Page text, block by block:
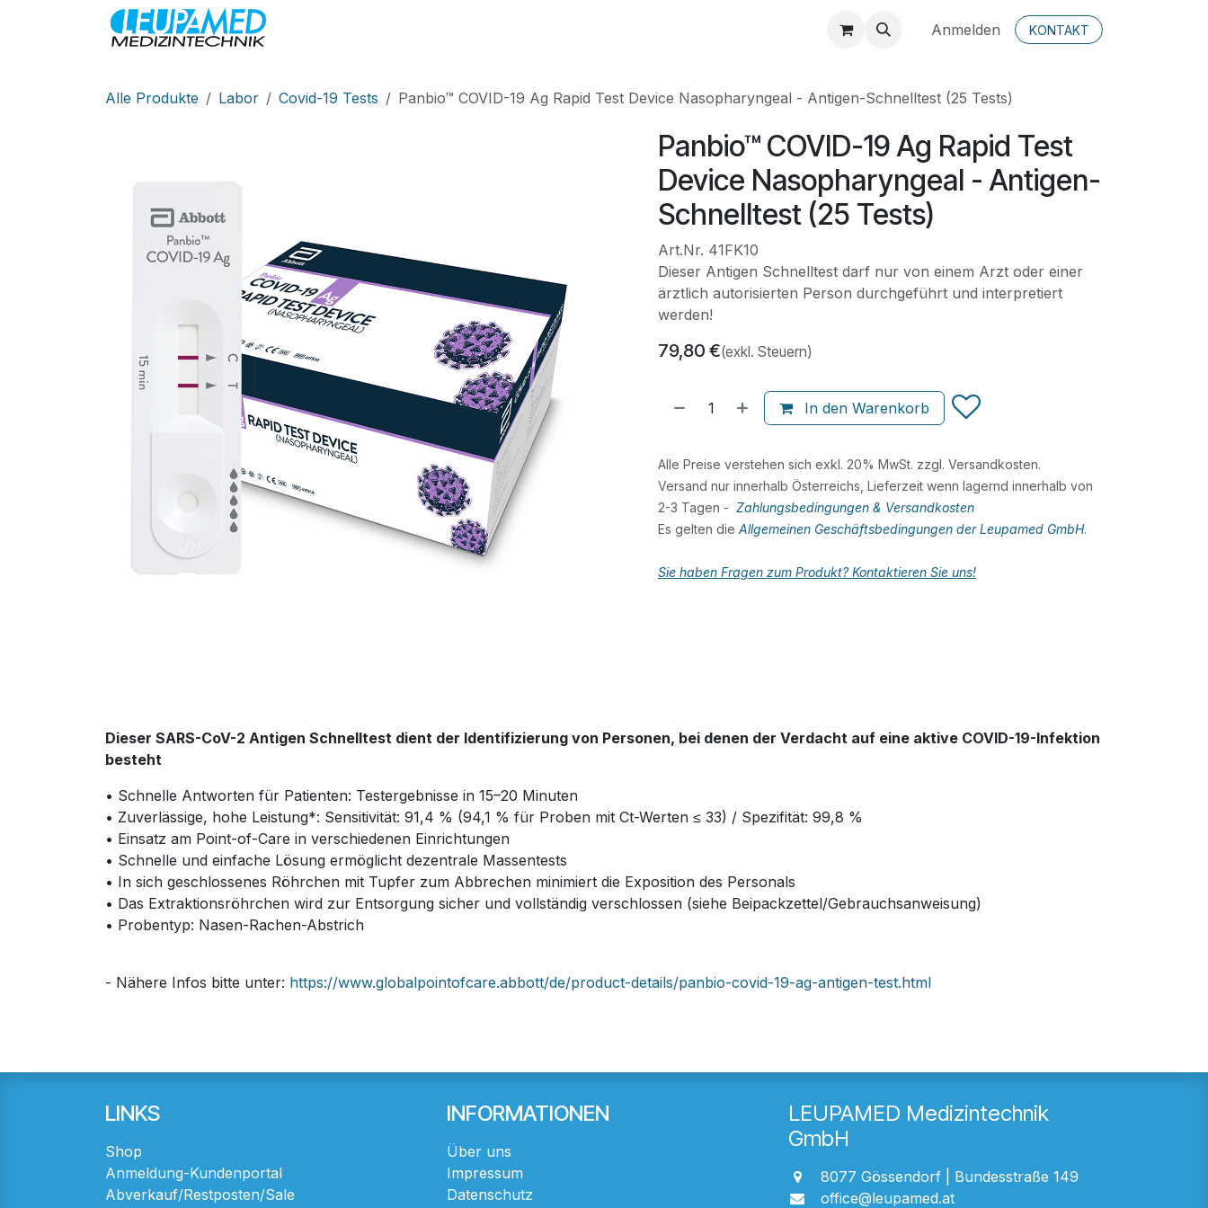
Zum Inhalt springen
Anmelden KONTAKT
Alle Produkte Labor Covid-19 Tests ​​​​​​​Panbio™ COVID-19 Ag Rapid Test Device Nasopharyngeal - Antigen-Schnelltest (25 Tests)
​​​​​​​Panbio™ COVID-19 Ag Rapid Test
Device Nasopharyngeal - Antigen-
Schnelltest (25 Tests)
Art.Nr. 41FK10
Dieser Antigen Schnelltest darf nur von einem Arzt oder einer
ärztlich autorisierten Person durchgeführt und interpretiert
werden!
79,80 €(exkl. Steuern)
In den Warenkorb
Alle Preise verstehen sich exkl. 20% MwSt. zzgl. Versandkosten.
Versand nur innerhalb Österreichs, Lieferzeit wenn lagernd innerhalb von
2-3 Tagen - Zahlungsbedingungen & Versandkosten
Es gelten die Allgemeinen Geschäftsbedingungen der Leupamed GmbH.
Sie haben Fragen zum Produkt? Kontaktieren Sie uns!
Dieser SARS-CoV-2 Antigen Schnelltest dient der Identifizierung von Personen, bei denen der Verdacht auf eine aktive COVID-19-Infektion
besteht
• Schnelle Antworten für Patienten: Testergebnisse in 15–20 Minuten
• Zuverlässige, hohe Leistung*: Sensitivität: 91,4 % (94,1 % für Proben mit Ct-Werten ≤ 33) / Spezifität: 99,8 %
• Einsatz am Point-of-Care in verschiedenen Einrichtungen
• Schnelle und einfache Lösung ermöglicht dezentrale Massentests
• In sich geschlossenes Röhrchen mit Tupfer zum Abbrechen minimiert die Exposition des Personals
• Das Extraktionsröhrchen wird zur Entsorgung sicher und vollständig verschlossen (siehe Beipackzettel/Gebrauchsanweisung)
• Probentyp: Nasen-Rachen-Abstrich
- Nähere Infos bitte unter: https://www.globalpointofcare.abbott/de/product-details/panbio-covid-19-ag-antigen-test.html
LINKS
Shop
Anmeldung-Kundenportal
Abverkauf/Restposten/Sale
INFORMATIONEN
Über uns
Impressum
Datenschutz
LEUPAMED Medizintechnik
GmbH
8077 Gössendorf | Bundesstraße 149
office@leupamed.at